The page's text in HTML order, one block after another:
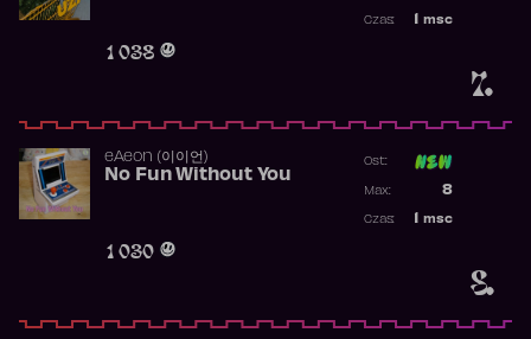
7.
1 038
msc
Czas:
8.
​eAeon (이이언)
No Fun Without You
1 030
Ost:
8
Max:
msc
Czas: